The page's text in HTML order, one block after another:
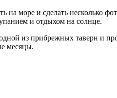
на море и сделать несколько
и отдыхом на солнце.
из прибрежных таверн и
месяцы.